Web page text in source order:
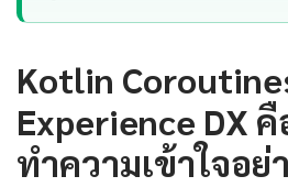
Kotlin
Experience DX
ทำความเข้าใจอย่